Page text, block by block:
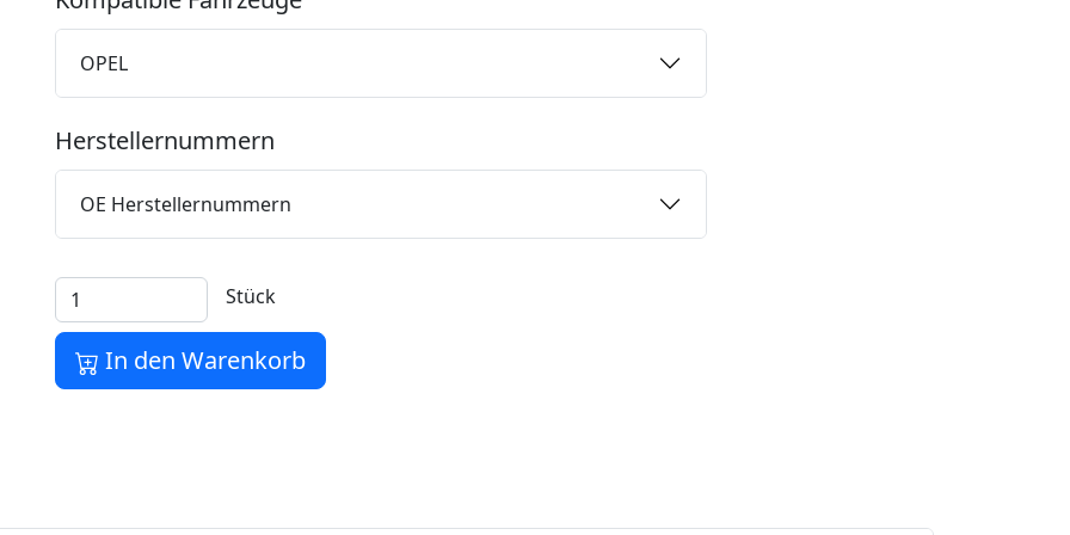
OPEL
Herstellernummern
OE Herstellernummern
Stück
In den Warenkorb